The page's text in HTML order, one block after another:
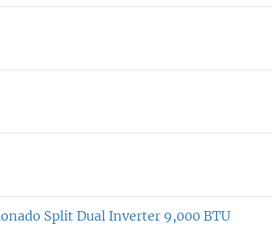
Split Dual Inverter 9,000 BTU